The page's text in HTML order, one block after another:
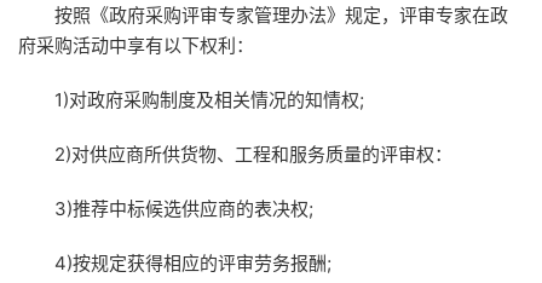
按照《政府采购评审专家管理办法》规定，评审专家在政
府采购活动中享有以下权利：
1)对政府采购制度及相关情况的知情权;
2)对供应商所供货物、工程和服务质量的评审权：
3)推荐中标候选供应商的表决权;
4)按规定获得相应的评审劳务报酬;